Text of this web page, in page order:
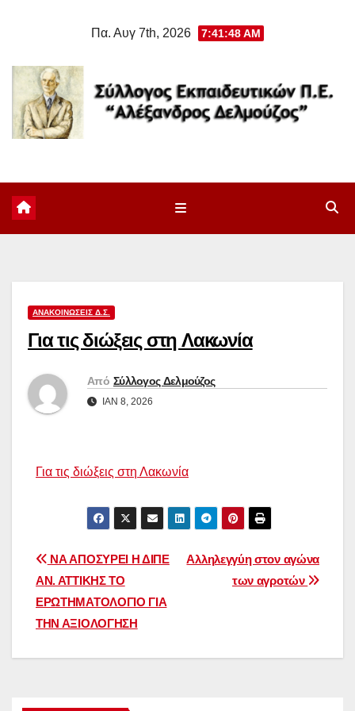
Πα. Αυγ 7th, 2026 7:41:49 AM
ΑΝΑΚΟΙΝΏΣΕΙΣ Δ.Σ.
Για τις διώξεις στη Λακωνία
Από Σύλλογος Δελμούζος
ΙΑΝ 8, 2026
Για τις διώξεις στη Λακωνία
Πλοήγηση
άρθρων
Αλληλεγγύη στον αγώνα
των αγροτών
ΝΑ ΑΠΟΣΥΡΕΙ Η ΔΙΠΕ
ΑΝ. ΑΤΤΙΚΗΣ ΤΟ
ΕΡΩΤΗΜΑΤΟΛΟΓΙΟ ΓΙΑ
ΤΗΝ ΑΞΙΟΛΟΓΗΣΗ